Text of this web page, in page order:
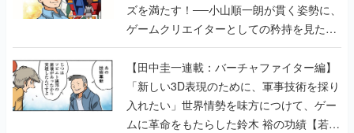
ズを満たす！──小山順一朗が貫く姿勢に、
ゲームクリエイターとしての矜持を見た
【若ゲのいたり最終回】
【田中圭一連載：バーチャファイター編】
「新しい3D表現のために、軍事技術を採り
入れたい」世界情勢を味方につけて、ゲー
ムに革命をもたらした鈴木 裕の功績【若ゲ